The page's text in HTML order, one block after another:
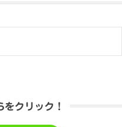
クリック！